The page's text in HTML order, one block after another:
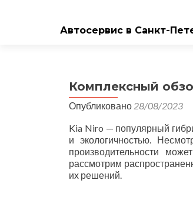
Автосервис в Санкт-
Комплексный
Опубликовано 28/08/2023
Kia Niro — популярный
и экологичностью.
производительности
рассмотрим
их решений.